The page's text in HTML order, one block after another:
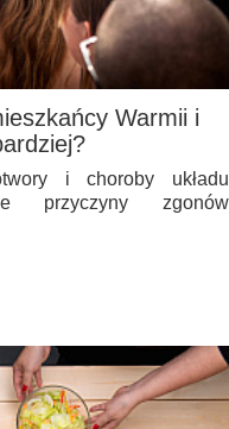
Warmii i
i choroby układu
przyczyny zgonów